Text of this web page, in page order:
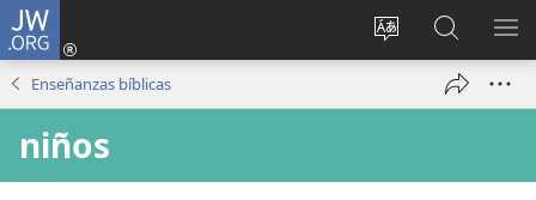
JW.ORG
Cambiar
del sitio
Iniciar
sesión
en
jw.org
Enseñanzas bíblicas
niños